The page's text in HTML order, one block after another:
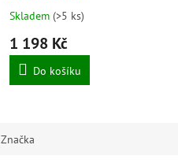
Skladem (>5 ks)
1 198 Kč
Do košíku
Značka